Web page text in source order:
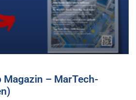
Magazin – MarTech-